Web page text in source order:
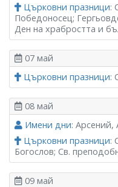
Църковни празници:
Победоносец;
Ден на храбростта и
07 май
Църковни празници:
08 май
Имени дни: Aрсений,
Църковни празници:
Богослов; Св.
09 май